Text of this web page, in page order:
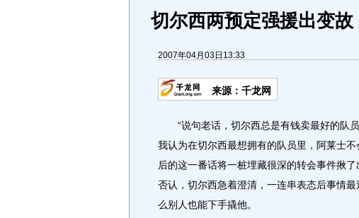
切尔西两预定强援出变
2007年04月03日13:33
来源：千龙网
“说句老话，切尔西总是有钱卖最好的队
我认为在切尔西最想拥有的队员里，阿莱士
后的这一番话将一桩埋藏很深的转会事件揪
否认，切尔西急着澄清，一连串表态后事情
么别人也能下手撬他。